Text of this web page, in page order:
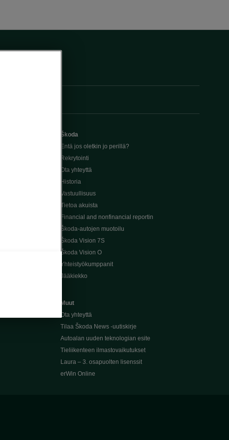
Škoda
Entä jos oletkin jo perillä?
Rekrytointi
Ota yhteyttä
Historia
Vastuullisuus
Tietoa akuista
Financial and nonfinancial reportin
Škoda-autojen muotoilu
Škoda Vision 7S
Škoda Vision O
Yhteistyökumppanit
Jääkiekko
Muut
Ota yhteyttä
Tilaa Škoda News -uutiskirje
Autoalan uuden teknologian esite
Tieliikenteen ilmastovaikutukset
Laura – 3. osapuolten lisenssit
erWin Online